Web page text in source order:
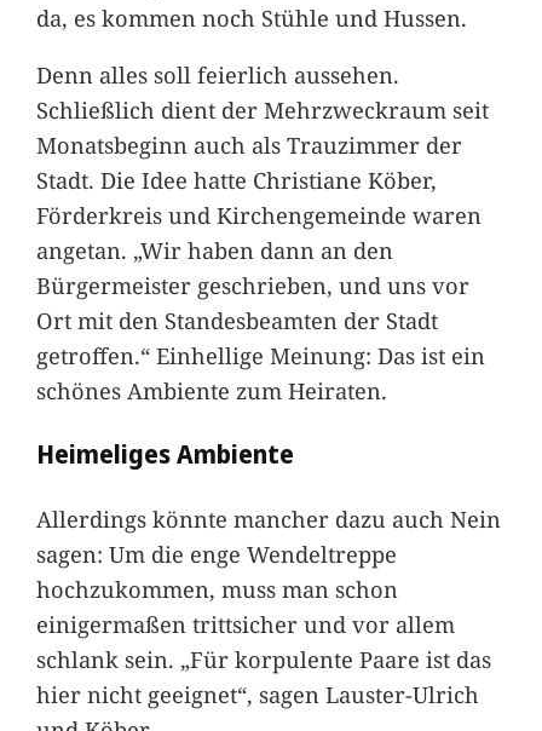
da, es kommen noch Stühle und Hussen.
Denn alles soll feierlich aussehen.
Schließlich dient der Mehrzweckraum seit
Monatsbeginn auch als Trauzimmer der
Stadt. Die Idee hatte Christiane Köber,
Förderkreis und Kirchengemeinde waren
angetan. „Wir haben dann an den
Bürgermeister geschrieben, und uns vor
Ort mit den Standesbeamten der Stadt
getroffen.“ Einhellige Meinung: Das ist ein
schönes Ambiente zum Heiraten.
Heimeliges Ambiente
Allerdings könnte mancher dazu auch Nein
sagen: Um die enge Wendeltreppe
hochzukommen, muss man schon
einigermaßen trittsicher und vor allem
schlank sein. „Für korpulente Paare ist das
hier nicht geeignet“, sagen Lauster-Ulrich